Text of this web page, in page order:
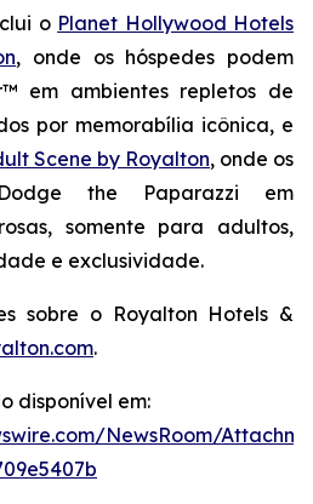
o Planet Hollywood Hotels
, onde os hóspedes podem
em ambientes repletos de
por memorabília icônica, e
Scene by Royalton, onde os
Dodge the Paparazzi em
somente para adultos,
e exclusividade.
sobre o Royalton Hotels &
.
disponível em:
NewsRoom/